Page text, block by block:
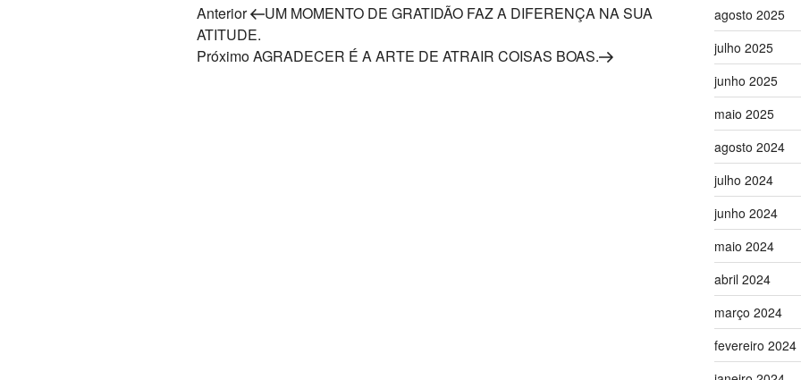
Navegação
de
Post
anterior
Anterior
UM MOMENTO DE GRATIDÃO FAZ A DIFERENÇA NA SUA
ATITUDE.
Próximo
PróximoAGRADECER É A ARTE DE ATRAIR COISAS BOAS.
agosto 2025
julho 2025
junho 2025
maio 2025
agosto 2024
julho 2024
junho 2024
maio 2024
abril 2024
março 2024
fevereiro 2024